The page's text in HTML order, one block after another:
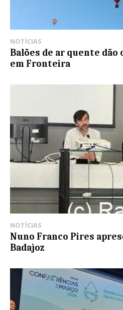
NOTÍCIAS
Balões de ar quente dão
em Fronteira
NOTÍCIAS
Nuno Franco Pires
Badajoz